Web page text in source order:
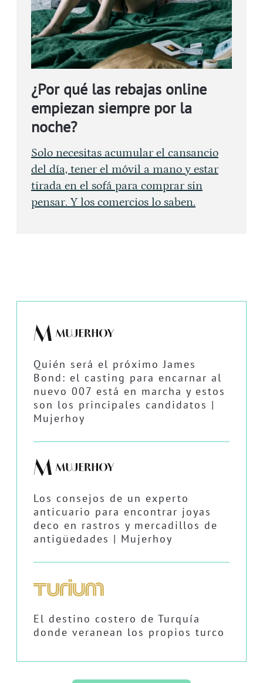
¿Por qué las rebajas online
empiezan siempre por la
noche?
Solo necesitas acumular el cansancio
del día, tener el móvil a mano y estar
tirada en el sofá para comprar sin
pensar. Y los comercios lo saben.
Quién será el próximo James
Bond: el casting para encarnar al
nuevo 007 está en marcha y estos
son los principales candidatos |
Mujerhoy
Los consejos de un experto
anticuario para encontrar joyas
deco en rastros y mercadillos de
antigüedades | Mujerhoy
El destino costero de Turquía
donde veranean los propios turco